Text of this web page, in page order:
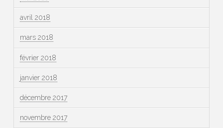
avril 2018
mars 2018
février 2018
janvier 2018
décembre 2017
novembre 2017